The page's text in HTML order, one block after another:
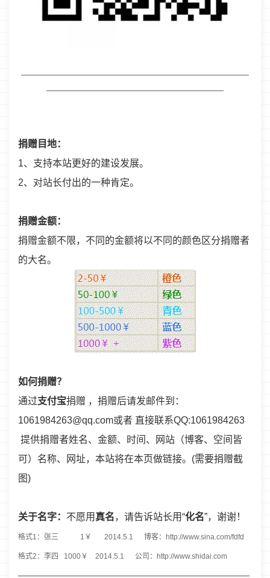
———————————————————————————
—————————————————————
捐赠目地：
1、支持本站更好的建设发展。
2、对站长付出的一种肯定。
捐赠金额：
捐赠金额不限，不同的金额将以不同的颜色区分捐赠者
的大名。
如何捐赠？
通过支付宝捐赠 ，捐赠后请发邮件到：
1061984263@qq.com或者 直接联系QQ:1061984263
提供捐赠者姓名、金额、时间、网站（博客、空间皆
可）名称、网址，本站将在本页做链接。(需要捐赠截
图)
关于名字： 不愿用 真名，请告诉站长用“化名”，谢谢！
格式1：张三 1￥ 2014.5.1 博客：http://www.sina.com/fdfd
格式2：李四 1000￥ 2014.5.1 公司：http://www.shidai.com
————————————————————————